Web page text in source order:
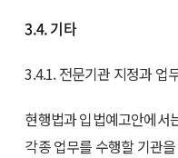
3.4. 기타
3.4.1. 전문기관 지정과 업
현행법과 입법예고안에서
각종 업무를 수행할 기관